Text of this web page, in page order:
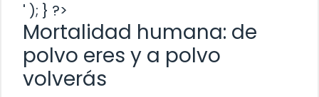
' ); } ?>
Mortalidad humana: de
polvo eres y a polvo
volverás